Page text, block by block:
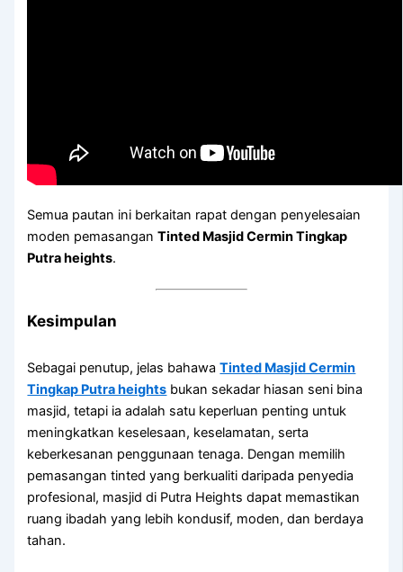
Semua pautan ini berkaitan rapat dengan penyelesaian
moden pemasanganTinted Masjid Cermin Tingkap
Putra heights.
Kesimpulan
Sebagai penutup, jelas bahawaTinted Masjid Cermin
Tingkap Putra heights bukan sekadar hiasan seni bina
masjid, tetapi ia adalah satu keperluan penting untuk
meningkatkan keselesaan, keselamatan, serta
keberkesanan penggunaan tenaga. Dengan memilih
pemasangan tinted yang berkualiti daripada penyedia
profesional, masjid di Putra Heights dapat memastikan
ruang ibadah yang lebih kondusif, moden, dan berdaya
tahan.